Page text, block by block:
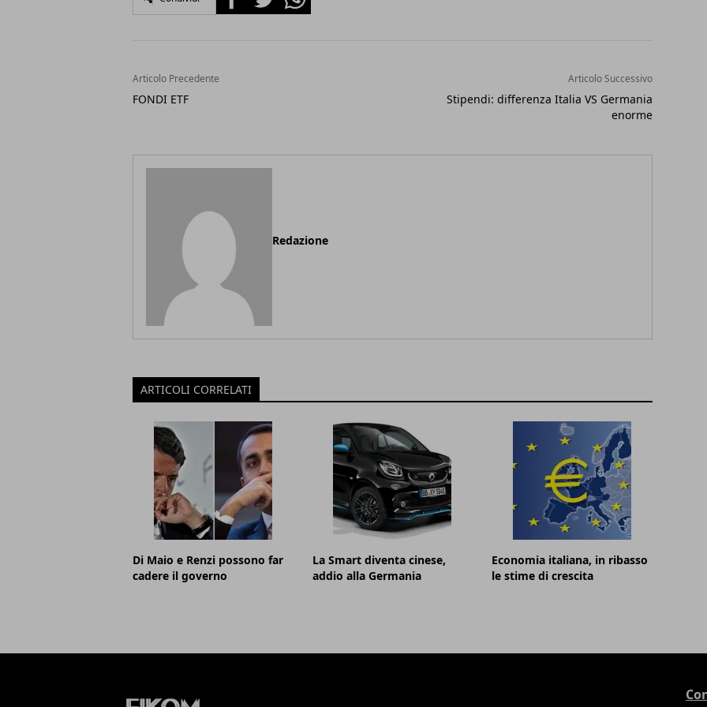
Articolo Precedente
FONDI ETF
Articolo Successivo
Stipendi: differenza Italia VS Germania
enorme
Redazione
ARTICOLI CORRELATI
Di Maio e Renzi possono far
cadere il governo
La Smart diventa cinese,
addio alla Germania
Economia italiana, in ribasso
le stime di crescita